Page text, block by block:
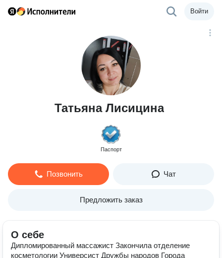
Войти
Татьяна Лисицина
Паспорт
Позвонить Чат
Предложить заказ
О себе
Дипломированный массажист Закончила отделение
косметологии Универсист Дружбы народов Города